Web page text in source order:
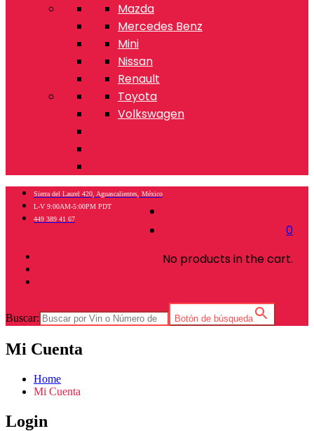
Mazda
Mercedes Benz
Mini
Nissan
Renault
Toyota
Volkswagen
0
No products in the cart.
Sierra del Laurel 420, Aguascalientes, México
L-V 9:00AM-5:00PM PDT
449 389 41 67
Buscar: Botón de búsqueda
Mi Cuenta
Home
Mi Cuenta
Login